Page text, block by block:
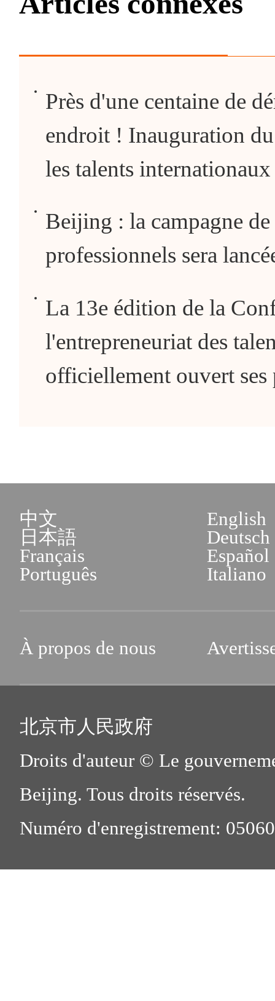
Près d'une centaine de
endroit ! Inauguration
les talents
Beijing : la campagne
professionnels sera
La 13e édition de la
l'entrepreneuriat des
officiellement ouvert ses
中文
English
日本語
Deutsch
Français
Español
Português
Italiano
À propos de nous
北京市人民政府
Droits d'auteur © Le
Beijing. Tous droits réservés.
Numéro d'enregistrement: